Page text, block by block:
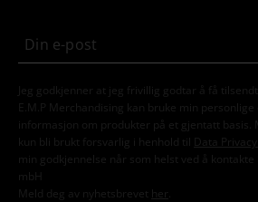
Jeg godkjenner at jeg frivillig godtar å få
E.M.P Merchandising kan bruke min
informasjon om produkter på et gjentatt basis.
kun bli brukt forsvarlig i henhold til
Data Privacy
min godkjennelse når som helst ved å kontakte
mbH
Meld deg av nyhetsbrevet her